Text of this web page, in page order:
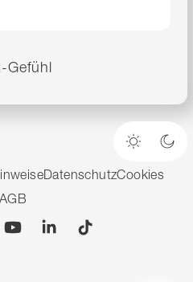
Gefühl
Heller
DatenschutzCookies
AGB
YouTubeLinkedin